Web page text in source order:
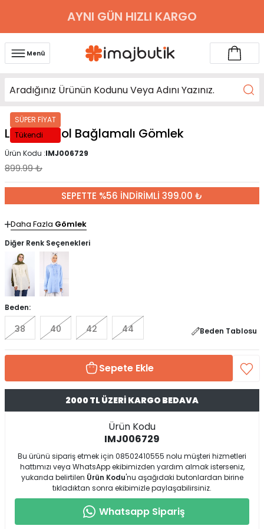
AYNI GÜN HIZLI KARGO
Menü
SÜPER FİYAT
Tükendi
Lacivert Kol Bağlamalı Gömlek
Ürün Kodu :IMJ006729
899.99₺
SEPETTE %56 İNDİRİMLİ 399.00 ₺
Daha Fazla Gömlek
Diğer Renk Seçenekleri
Beden:
38 40 42 44 Beden Tablosu
Sepete Ekle
2000 TL ÜZERİ KARGO BEDAVA
Ürün Kodu
IMJ006729
Bu ürünü sipariş etmek için 08502410555 nolu müşteri hizmetleri
hattımızı veya WhatsApp ekibimizden yardım almak isterseniz,
yukarıda belirtilen Ürün Kodu'nu aşağıdaki butonlardan birine
tıkladıktan sonra ekibimizle paylaşabilirsiniz.
Whatsapp Sipariş